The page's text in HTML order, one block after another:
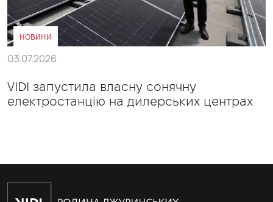
НОВИНИ
03.07.2026
VIDI запустила власну сонячну
електростанцію на дилерських центрах